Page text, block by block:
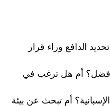
الدافع وراء قرار
أم هل ترغب في
أم تبحث عن بيئة